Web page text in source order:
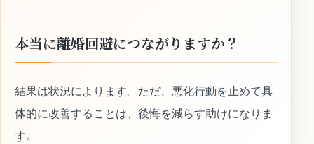
本当に離婚回避につながりますか？
結果は状況によります。ただ、悪化行動を止めて具
体的に改善することは、後悔を減らす助けになりま
す。